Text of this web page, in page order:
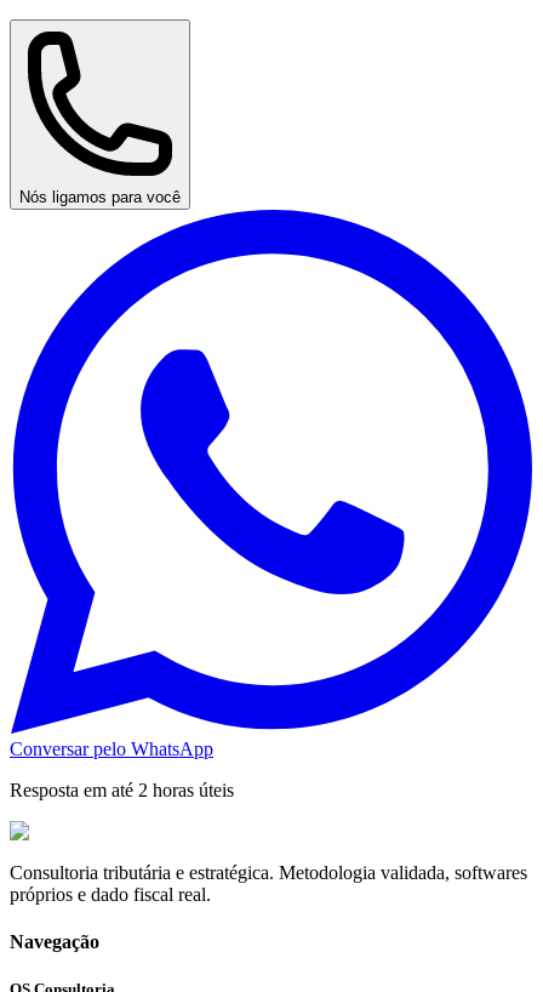
Nós ligamos para você
Conversar pelo WhatsApp
Resposta em até 2 horas úteis
Consultoria tributária e estratégica. Metodologia validada, softwares
próprios e dado fiscal real.
Navegação